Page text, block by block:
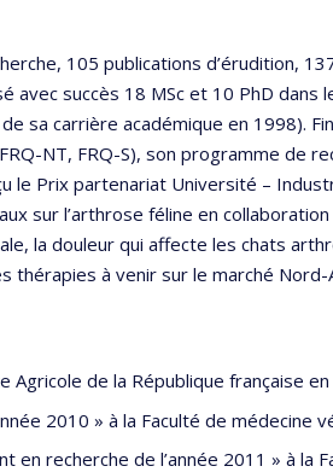
105 publications d’érudition,
avec succès 18 MSc et 10 PhD dans
sa carrière académique en 1998).
NT, FRQ-S), son programme de
le Prix partenariat Université –
sur l’arthrose féline en
la douleur qui affecte les chats
à venir sur le marché Nord-
Agricole de la République française
2010 » à la Faculté de médecine
en recherche de l’année 2011 » à la